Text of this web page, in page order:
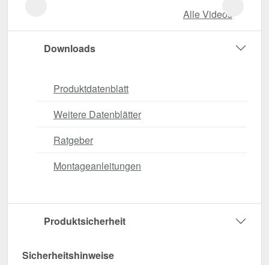
Alle Videos
Downloads
Produktdatenblatt
Weitere Datenblätter
Ratgeber
Montageanleitungen
Produktsicherheit
Sicherheitshinweise